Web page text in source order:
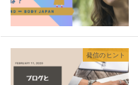
発信のヒント